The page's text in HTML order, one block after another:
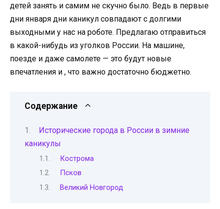
детей занять и самим не скучно было. Ведь в первые
дни января дни каникул совпадают с долгими
выходными у нас на роботе. Предлагаю отправиться
в какой-нибудь из уголков России. На машине,
поезде и даже самолете — это будут новые
впечатления и , что важно достаточно бюджетно.
Содержание
Исторические города в России в зимние
каникулы
Кострома
Псков
Великий Новгород